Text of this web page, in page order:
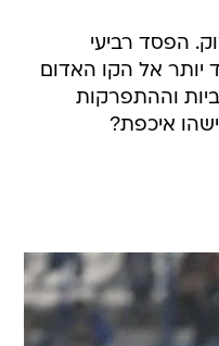
הפסד רביעי
יותר אל הקו האדום
וההתפרקות
איכפת?